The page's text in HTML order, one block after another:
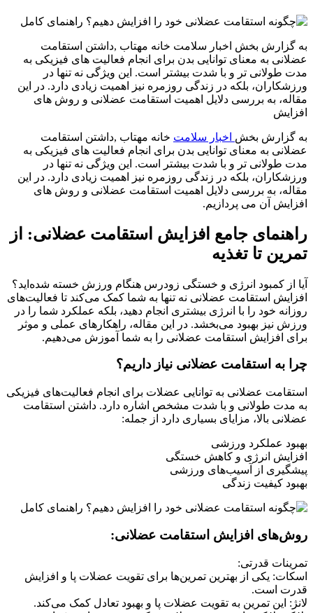
به گزارش بخش اخبار سلامت خانه مهتاب ,داشتن استقامت
عضلانی به معنای توانایی بدن برای انجام فعالیت‌ های فیزیکی به
مدت طولانی‌ تر و با شدت بیشتر است. این ویژگی نه تنها در
ورزشکاران، بلکه در زندگی روزمره نیز اهمیت زیادی دارد. در این
مقاله، به بررسی دلایل اهمیت استقامت عضلانی و روش‌ های
افزایش
به گزارش بخش اخبار سلامت خانه مهتاب ,داشتن استقامت
عضلانی به معنای توانایی بدن برای انجام فعالیت‌ های فیزیکی به
مدت طولانی‌ تر و با شدت بیشتر است. این ویژگی نه تنها در
ورزشکاران، بلکه در زندگی روزمره نیز اهمیت زیادی دارد. در این
مقاله، به بررسی دلایل اهمیت استقامت عضلانی و روش‌ های
افزایش آن می‌ پردازیم.
راهنمای جامع افزایش استقامت عضلانی: از
تمرین تا تغذیه
آیا از کمبود انرژی و خستگی زودرس هنگام ورزش خسته شده‌اید؟
افزایش استقامت عضلانی نه تنها به شما کمک می‌کند تا فعالیت‌های
روزانه خود را با انرژی بیشتری انجام دهید، بلکه عملکرد شما را در
ورزش نیز بهبود می‌بخشد. در این مقاله، راهکارهای عملی و موثر
برای افزایش استقامت عضلانی را به شما آموزش می‌دهیم.
چرا به استقامت عضلانی نیاز داریم؟
استقامت عضلانی به توانایی عضلات برای انجام فعالیت‌های فیزیکی
به مدت طولانی و با شدت مشخص اشاره دارد. داشتن استقامت
عضلانی بالا، مزایای بسیاری دارد از جمله:
بهبود عملکرد ورزشی
افزایش انرژی و کاهش خستگی
پیشگیری از آسیب‌های ورزشی
بهبود کیفیت زندگی
روش‌های افزایش استقامت عضلانی:
تمرینات قدرتی:
اسکات: یکی از بهترین تمرین‌ها برای تقویت عضلات پا و افزایش
قدرت است.
لانژ: این تمرین به تقویت عضلات پا و بهبود تعادل کمک می‌کند.